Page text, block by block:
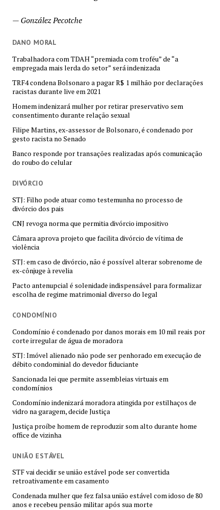
— González Pecotche
DANO MORAL
Trabalhadora com TDAH “premiada com troféu” de “a
empregada mais lerda do setor” será indenizada
TRF4 condena Bolsonaro a pagar R$ 1 milhão por declarações
racistas durante live em 2021
Homem indenizará mulher por retirar preservativo sem
consentimento durante relação sexual
Filipe Martins, ex-assessor de Bolsonaro, é condenado por
gesto racista no Senado
Banco responde por transações realizadas após comunicação
do roubo do celular
DIVÓRCIO
STJ: Filho pode atuar como testemunha no processo de
divórcio dos pais
CNJ revoga norma que permitia divórcio impositivo
Câmara aprova projeto que facilita divórcio de vítima de
violência
STJ: em caso de divórcio, não é possível alterar sobrenome de
ex-cônjuge à revelia
Pacto antenupcial é solenidade indispensável para formalizar
escolha de regime matrimonial diverso do legal
CONDOMÍNIO
Condomínio é condenado por danos morais em 10 mil reais por
corte irregular de água de moradora
STJ: Imóvel alienado não pode ser penhorado em execução de
débito condominial do devedor fiduciante
Sancionada lei que permite assembleias virtuais em
condomínios
Condomínio indenizará moradora atingida por estilhaços de
vidro na garagem, decide Justiça
Justiça proíbe homem de reproduzir som alto durante home
office de vizinha
UNIÃO ESTÁVEL
STF vai decidir se união estável pode ser convertida
retroativamente em casamento
Condenada mulher que fez falsa união estável com idoso de 80
anos e recebeu pensão militar após sua morte